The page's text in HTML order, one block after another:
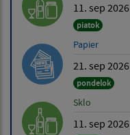
11. sep 2026
piatok
Papier
21. sep 2026
pondelok
Sklo
11. sep 2026